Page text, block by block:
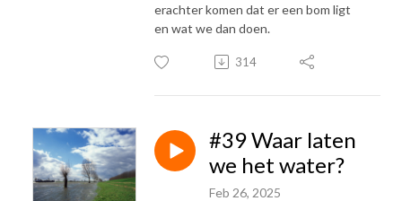
erachter komen dat er een bom ligt
en wat we dan doen.
314
#39 Waar laten
we het water?
Feb 26, 2025